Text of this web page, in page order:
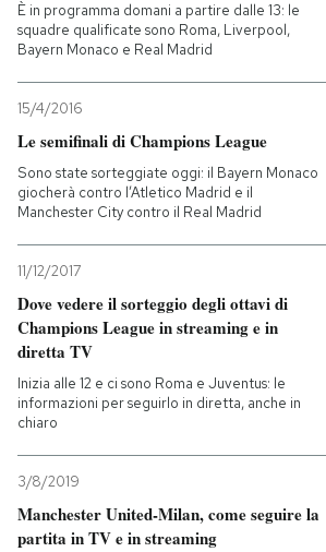
È in programma domani a partire dalle 13: le
squadre qualificate sono Roma, Liverpool,
Bayern Monaco e Real Madrid
15/4/2016
Le semifinali di Champions League
Sono state sorteggiate oggi: il Bayern Monaco
giocherà contro l’Atletico Madrid e il
Manchester City contro il Real Madrid
11/12/2017
Dove vedere il sorteggio degli ottavi di
Champions League in streaming e in
diretta TV
Inizia alle 12 e ci sono Roma e Juventus: le
informazioni per seguirlo in diretta, anche in
chiaro
3/8/2019
Manchester United-Milan, come seguire la
partita in TV e in streaming